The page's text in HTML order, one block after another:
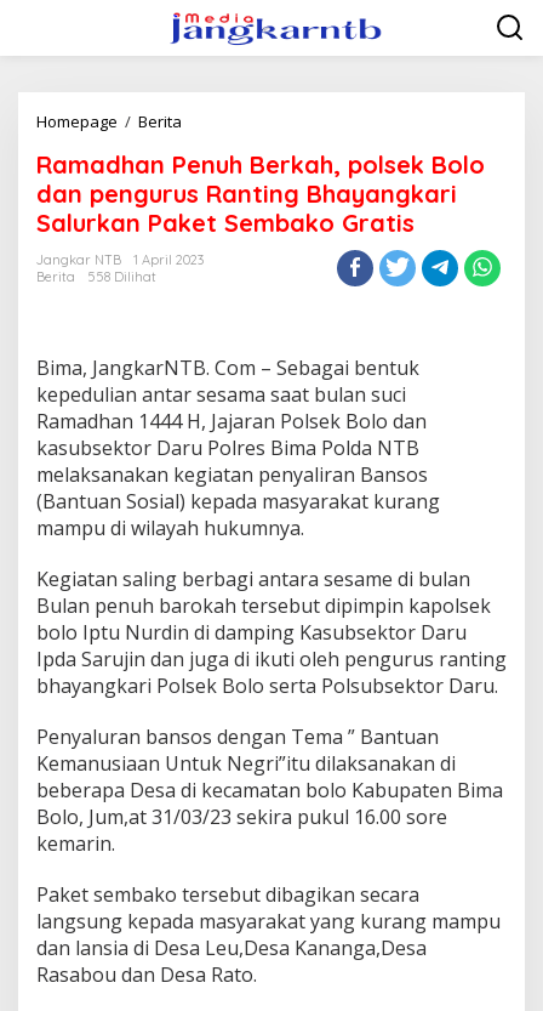
konten
Homepage / Berita
Berkah,
polsek
Bolo
dan
pengurus
Sembako
Gratis
Ramadhan Penuh Berkah, polsek Bolo
dan pengurus Ranting Bhayangkari
Salurkan Paket Sembako Gratis
Jangkar NTB
1 April 2023
Berita
558 Dilihat
Bima, JangkarNTB. Com – Sebagai bentuk
kepedulian antar sesama saat bulan suci
Ramadhan 1444 H, Jajaran Polsek Bolo dan
kasubsektor Daru Polres Bima Polda NTB
melaksanakan kegiatan penyaliran Bansos
(Bantuan Sosial) kepada masyarakat kurang
mampu di wilayah hukumnya.
Kegiatan saling berbagi antara sesame di bulan
Bulan penuh barokah tersebut dipimpin kapolsek
bolo Iptu Nurdin di damping Kasubsektor Daru
Ipda Sarujin dan juga di ikuti oleh pengurus ranting
bhayangkari Polsek Bolo serta Polsubsektor Daru.
Penyaluran bansos dengan Tema ” Bantuan
Kemanusiaan Untuk Negri”itu dilaksanakan di
beberapa Desa di kecamatan bolo Kabupaten Bima
Bolo, Jum,at 31/03/23 sekira pukul 16.00 sore
kemarin.
Paket sembako tersebut dibagikan secara
langsung kepada masyarakat yang kurang mampu
dan lansia di Desa Leu,Desa Kananga,Desa
Rasabou dan Desa Rato.